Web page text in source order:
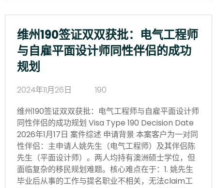
维州190签证双双获批：电气工程师
与自雇平面设计师同性伴侣的成功
规划
2024年11月26日
190
维州190签证双双获批：电气工程师与自雇平面设计师
同性伴侣的成功规划 Visa Type 190 Decision Date
2026年1月17日 案件综述 申请背景 本案客户为一对同
性伴侣：主申请人姚先生（电气工程师）及其伴侣陈
先生（平面设计师）。两人均持有澳洲硕士学位，但
面临复杂的移民规划难题。核心难点在于：1. 姚先生
毕业后从事的工作与提名职业不相关，无法claim工